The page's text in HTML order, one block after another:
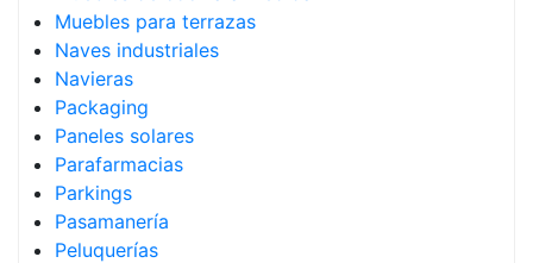
Muebles para terrazas
Naves industriales
Navieras
Packaging
Paneles solares
Parafarmacias
Parkings
Pasamanería
Peluquerías